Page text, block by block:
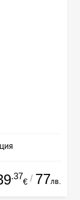
.37
€ / 77лв.